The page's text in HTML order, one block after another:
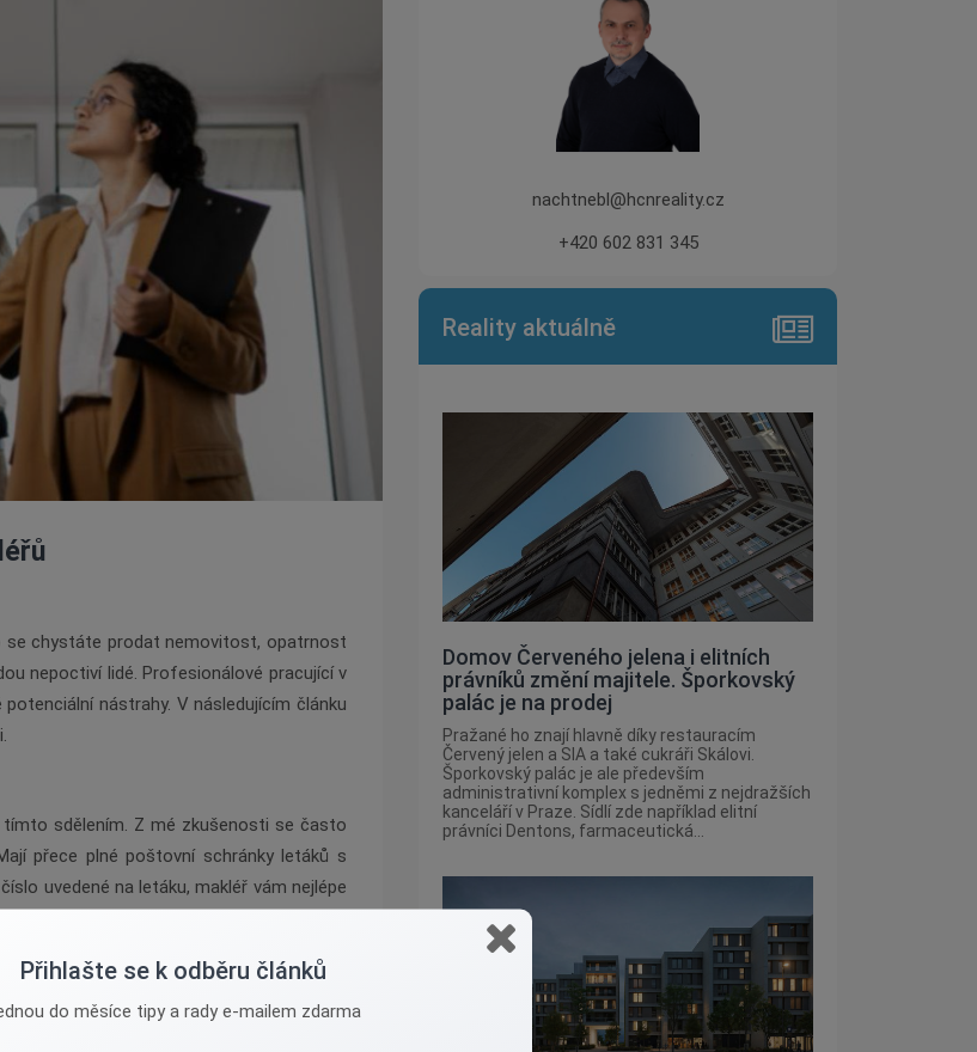
chystáte prodat nemovitost, opatrnost
nepoctiví lidé. Profesionálové pracující v
nástrahy. V následujícím článku
sdělením. Z mé zkušenosti se často
přece plné poštovní schránky letáků s
uvedené na letáku, makléř vám nejlépe
V horším případě se to dozvíte až při
být obezřetný a obrátit se na
nachtnebl@hcnreality.cz
+420 602 831 345
Reality aktuálně
Domov Červeného jelena i elitních
právníků změní majitele. Šporkovský
palác je na prodej
Pražané ho znají hlavně díky restauracím
Červený jelen a SIA a také cukráři Skálovi.
Šporkovský palác je ale především
administrativní komplex s jedněmi z nejdražších
kanceláří v Praze. Sídlí zde například elitní
právníci Dentons, farmaceutická...
Přihlašte se k odběru článků
do měsíce tipy a rady e-mailem zdarma